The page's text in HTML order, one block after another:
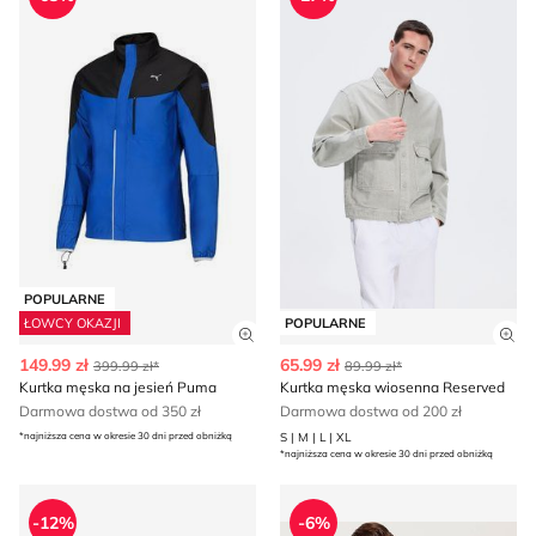
POPULARNE
ŁOWCY OKAZJI
Zobacz szczegóły produktu
149.99 zł 399.99 zł*
Kurtka męska na jesień Puma
Darmowa dostwa od 350 zł
*najniższa cena w okresie 30 dni przed obniżką
POPULARNE
65.99 zł 89.99 zł*
Kurtka męska wiosenna Reserved
Darmowa dostwa od 200 zł
S | M | L | XL
*najniższa cena w okresie 30 dni przed obniżką
Tommy Hilfiger - Kurtka męska casual
-12%
Kurtka męska na jesień
-6%